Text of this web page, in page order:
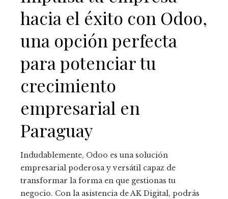
hacia el éxito con Odoo,
una opción perfecta
para potenciar tu
crecimiento
empresarial en
Paraguay
Indudablemente, Odoo es una solución
empresarial poderosa y versátil capaz de
transformar la forma en que gestionas tu
negocio. Con la asistencia de AK Digital, podrás